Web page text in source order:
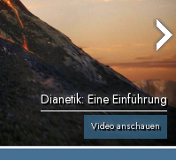
Dianetik: Eine Einführung
Video anschauen